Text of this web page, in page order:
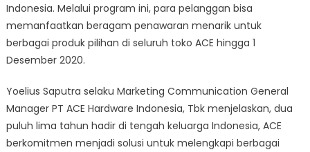
Indonesia. Melalui program ini, para pelanggan bisa
memanfaatkan beragam penawaran menarik untuk
berbagai produk pilihan di seluruh toko ACE hingga 1
Desember 2020.
Yoelius Saputra selaku Marketing Communication General
Manager PT ACE Hardware Indonesia, Tbk menjelaskan, dua
puluh lima tahun hadir di tengah keluarga Indonesia, ACE
berkomitmen menjadi solusi untuk melengkapi berbagai